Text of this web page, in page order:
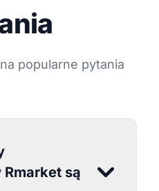
popularne pytania
są